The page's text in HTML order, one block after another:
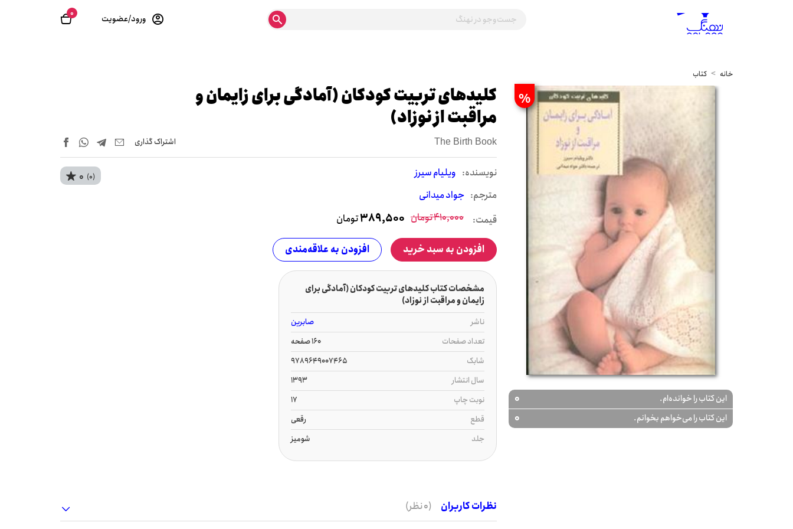
0 ورود/عضویت
خانه کتاب
%
این کتاب را خوانده‌ام. 0
این کتاب را می‌خواهم بخوانم. 0
کلیدهای تربیت کودکان (آم‍ادگ‍ی‌ ب‍رای‌ زای‍م‍ان‌ و
م‍راق‍ب‍ت‌ از ن‍وزاد)
The Birth Book اشتراک‌ گذاری
نويسنده: ویلیام سیرز
مترجم: جواد میدانی
0 (0)
قیمت: 410,000تومان 389,500تومان
افزودن به سبد خرید افزودن به علاقه‌مندی
مشخصات کتاب کلیدهای تربیت کودکان (آم‍ادگ‍ی‌ ب‍رای‌
زای‍م‍ان‌ و م‍راق‍ب‍ت‌ از ن‍وزاد)
ناشر
صابرین
تعداد صفحات
160 صفحه
شابک
9789649007465
سال انتشار
1393
نوبت چاپ
17
قطع
رقعی
جلد
شومیز
نظرات کاربران (0 نظر)